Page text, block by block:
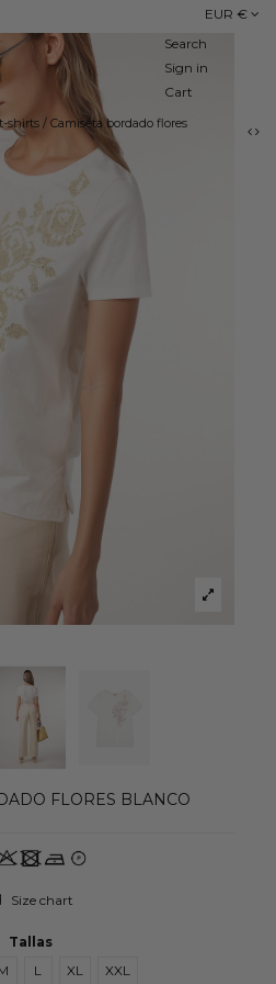
EUR €
Search
Sign in
Cart
t-shirts / Camiseta bordado flores
FLORES BLANCO
Size chart
Tallas
L XL XXL